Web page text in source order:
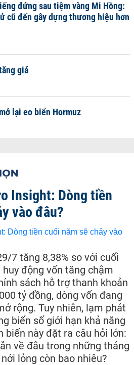
đứng sau tiệm vàng Mi Hồng:
cũ đến gây dựng thương hiệu hơn
giá
lại eo biển Hormuz
Insight: Dòng tiền
vào đâu?
7 tăng 8,38% so với cuối
động vốn tăng chậm
sách hỗ trợ thanh khoản
tỷ đồng, dòng vốn đang
rộng. Tuy nhiên, lạm phát
biến số giới hạn khả năng
biến này đặt ra câu hỏi lớn:
về đâu trong những tháng
lỏng còn bao nhiêu?